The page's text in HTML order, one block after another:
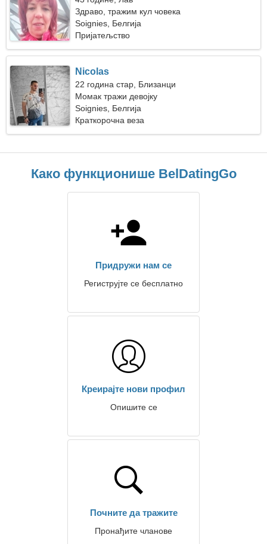
Здраво, тражим кул човека
Soignies, Белгија
Пријатељство
Nicolas
22 година стар, Близанци
Момак тражи девојку
Soignies, Белгија
Краткорочна веза
Како функционише BelDatingGo
Придружи нам се
Региструјте се бесплатно
Креирајте нови профил
Опишите се
Почните да тражите
Пронађите чланове